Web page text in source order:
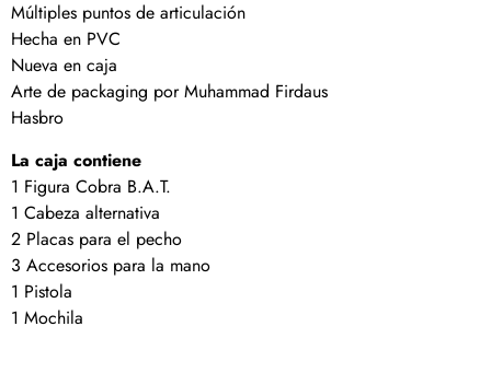
Múltiples puntos de articulación
Hecha en PVC
Nueva en caja
Arte de packaging por Muhammad Firdaus
Hasbro
La caja contiene
1 Figura Cobra B.A.T.
1 Cabeza alternativa
2 Placas para el pecho
3 Accesorios para la mano
1 Pistola
1 Mochila